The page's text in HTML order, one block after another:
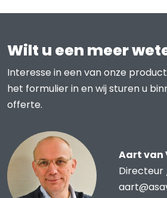
Wilt u een meer
Interesse in een van onze
het formulier in en wij sturen u
offerte.
Aart van
Directeur